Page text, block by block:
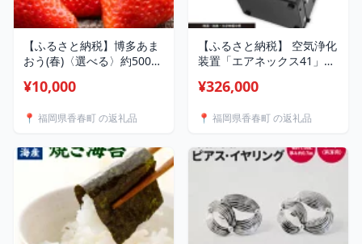
【ふるさと納税】博多あま
おう(春)〈選べる〉約500g
1パック250g-270g あまお
果物 フルーツ 福岡県産 博
【2026年2月上旬-4月下旬
¥10,000
📍 福岡県香春町 の返礼品
【ふるさと納税】 空気浄化
装置「エアネックス41」ウ
脱臭 黄砂 菌 カビ対策 集塵
¥326,000
📍 福岡県香春町 の返礼品